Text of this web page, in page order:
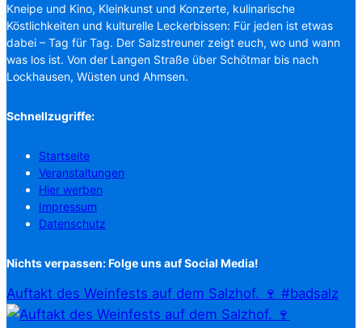
Kneipe und Kino, Kleinkunst und Konzerte, kulinarische
Köstlichkeiten und kulturelle Leckerbissen: Für jeden ist etwas
dabei – Tag für Tag. Der Salzstreuner zeigt euch, wo und wann
was los ist. Von der Langen Straße über Schötmar bis nach
Lockhausen, Wüsten und Ahmsen.
Schnellzugriffe:
Startseite
Veranstaltungen
Hier werben
Impressum
Datenschutz
Nichts verpassen: Folge uns auf Social Media!
Auftakt des Weinfests auf dem Salzhof. 🍷 #badsalz